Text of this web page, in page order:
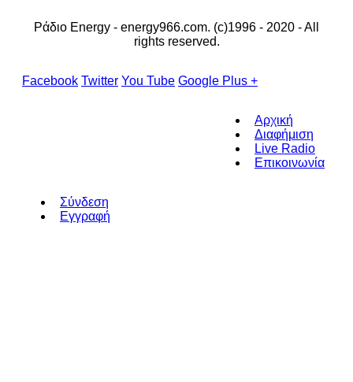
Ράδιο Energy - energy966.com. (c)1996 - 2020 - All
rights reserved.
Facebook Twitter You Tube Google Plus +
Αρχική
Διαφήμιση
Live Radio
Επικοινωνία
Σύνδεση
Εγγραφή